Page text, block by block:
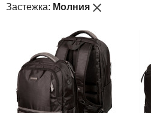
Застежка: Молния close